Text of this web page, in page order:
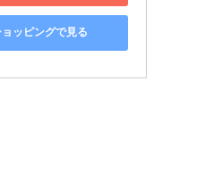
ッピングで見る